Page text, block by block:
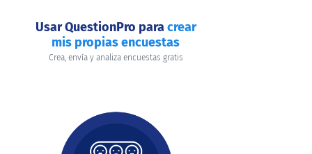
Usar QuestionPro paracrear
mis propias encuestas
Crea, envía y analiza encuestas gratis